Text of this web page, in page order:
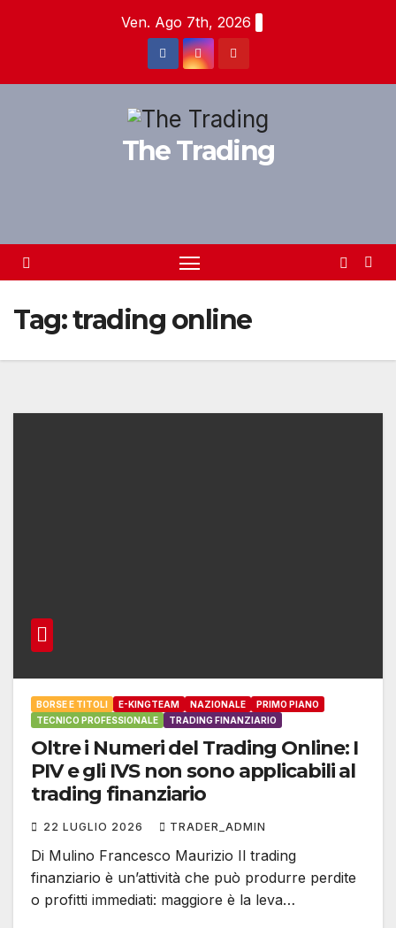
Ven. Ago 7th, 2026
The Trading
Tag:trading online
BORSE E TITOLI E-KINGTEAM NAZIONALE
PRIMO PIANO
TECNICO PROFESSIONALE
TRADING FINANZIARIO
Oltre i Numeri del Trading Online: I
PIV e gli IVS non sono applicabili al
trading finanziario
22 LUGLIO 2026 TRADER_ADMIN
Di Mulino Francesco Maurizio Il trading
finanziario è un’attività che può produrre perdite
o profitti immediati: maggiore è la leva…